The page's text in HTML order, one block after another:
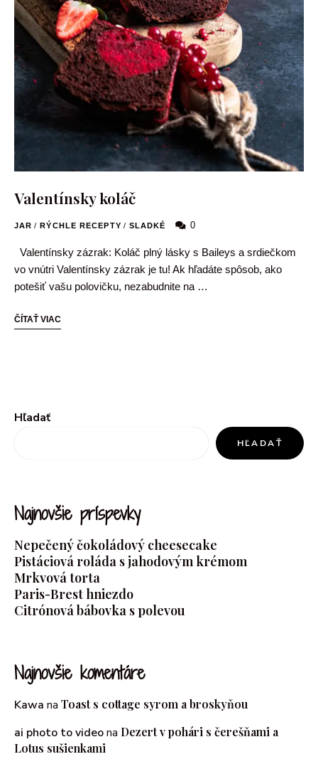
Valentínsky koláč
JAR / RÝCHLE RECEPTY / SLADKÉ 0
Valentínsky zázrak: Koláč plný lásky s Baileys a srdiečkom
vo vnútri Valentínsky zázrak je tu! Ak hľadáte spôsob, ako
potešiť vašu polovičku, nezabudnite na …
ČÍTAŤ VIAC
Hľadať
HĽADAŤ
Najnovšie príspevky
Nepečený čokoládový cheesecake
Pistáciová roláda s jahodovým krémom
Mrkvová torta
Paris-Brest hniezdo
Citrónová bábovka s polevou
Najnovšie komentáre
Kawa na Toast s cottage syrom a broskyňou
ai photo to videona Dezert v pohári s čerešňami a
Lotus sušienkami